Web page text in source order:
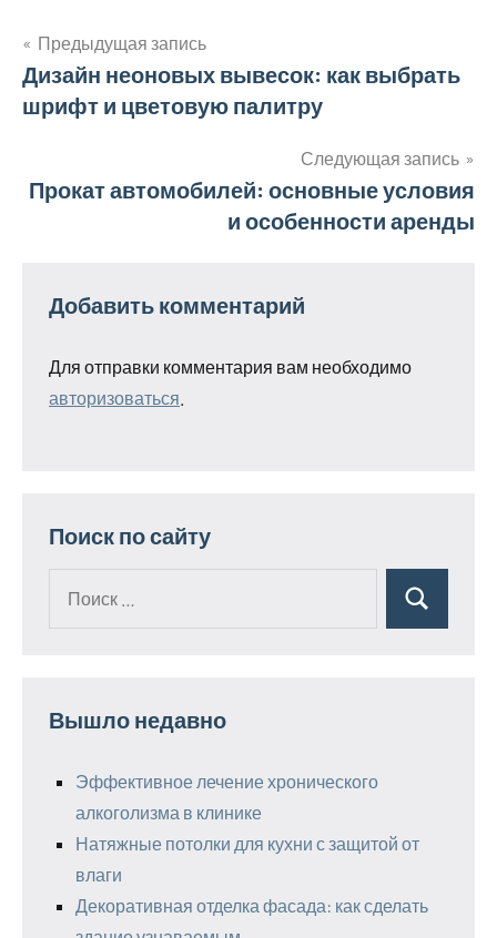
Навигация
по
Предыдущая запись
Дизайн неоновых вывесок: как выбрать
шрифт и цветовую палитру
Следующая запись
Прокат автомобилей: основные условия
и особенности аренды
Добавить комментарий
Для отправки комментария вам необходимо
авторизоваться
Поиск по сайту
Поиск
Вышло недавно
Эффективное лечение хронического
алкоголизма в клинике
Натяжные потолки для кухни с защитой от
влаги
Декоративная отделка фасада: как сделать